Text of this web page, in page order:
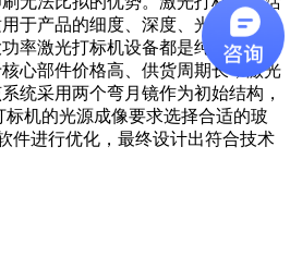
于产品的细度、深度、光洁度的标
率激光打标机设备都是纯组装，采
心部件价格高、供货周期长，激光
统采用两个弯月镜作为初始结构，
标机的光源成像要求选择合适的玻
件进行优化，最终设计出符合技术